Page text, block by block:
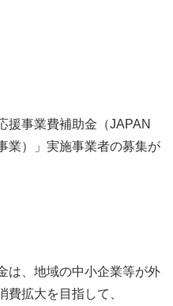
援事業費補助金（JAPAN
業）」実施事業者の募集が
は、地域の中小企業等が外
拡大を目指して、